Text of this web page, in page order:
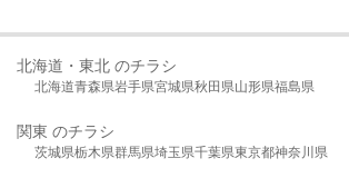
北海道・東北 のチラシ
北海道青森県岩手県宮城県秋田県山形県福島県
関東 のチラシ
茨城県栃木県群馬県埼玉県千葉県東京都神奈川県